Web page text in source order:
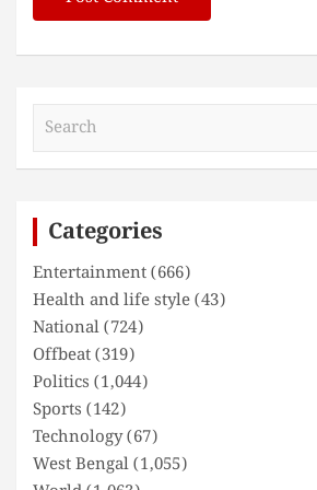
Categories
Entertainment(666)
Health and life style(43)
National(724)
Offbeat(319)
Politics (1,044)
Sports (142)
Technology(67)
West Bengal(1,055)